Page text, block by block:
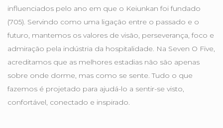
influenciados pelo ano em que o Keiunkan foi fundado
(705). Servindo como uma ligação entre o passado e o
futuro, mantemos os valores de visão, perseverança, foco e
admiração pela indústria da hospitalidade. Na Seven O Five,
acreditamos que as melhores estadias não são apenas
sobre onde dorme, mas como se sente. Tudo o que
fazemos é projetado para ajudá-lo a sentir-se visto,
confortável, conectado e inspirado.